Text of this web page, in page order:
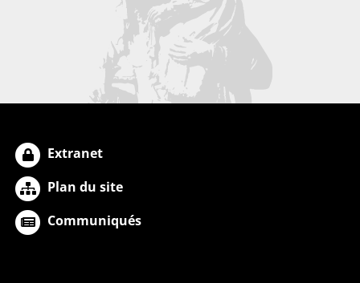
Extranet
Plan du site
Communiqués